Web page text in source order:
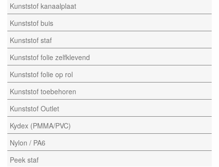
Kunststof kanaalplaat
Kunststof buis
Kunststof staf
Kunststof folie zelfklevend
Kunststof folie op rol
Kunststof toebehoren
Kunststof Outlet
Kydex (PMMA/PVC)
Nylon / PA6
Peek staf